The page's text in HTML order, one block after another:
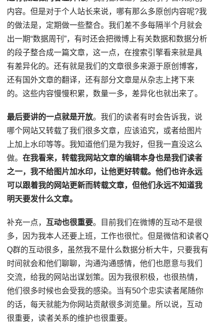
内容。但是对于个人站长来说，哪有那么多原创内容呢?我
的做法是，定期做一些整合。我们差不多每隔半个月就会
出一期“数据周刊”，有时还会把微博上有关数据和数据分析
的段子整合成一篇文章，这一点，在搜索引擎看来就是具
有差异化的。还有就是我们的文章很多来源于原创博客，
还有国外文章的翻译，还有部分文章是从杂志上拷下来
的。这些内容慢慢积累，数量一多，差异化也就出来了。
最后要讲的一点就是开放。我们的读者有时会告诉我，说
哪个网站又转载了我们很多文章，应该追究，或者给图片
上加上水印等等。我知道他们是为我好，但我一直没这么
做。在我看来，转载我网站文章的编辑本身也是我们读者
之一，我不给图片加水印，让他更好转载。他们也许永远
可以跟着我的网站更新而转载文章，但他们永远不知道我
明天要发什么文章。
补充一点， 互动也很重要。目前我们在微博的互动不是很
多，因为我本人还要上班，工作也很忙。但是微信和读者Q
Q群的互动很多，虽然我不是什么数据分析大牛，只要我有
时间就会和他们聊聊，沟通沟通感情，他们也愿意与我们
交流，给我的网站出谋划策。因为我很积极，也很热情，
他们很多时候也会受我的感染。当有50个忠实读者尾随你
的话，每天就能为你网站贡献很多浏览量。所以说，互动
很重要，读者关系的维护也很重要。